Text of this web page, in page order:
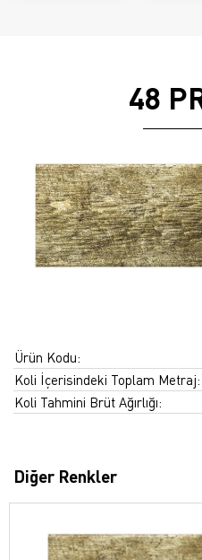
48
Ürün Kodu:
Koli İçerisindeki Toplam Metraj:
Koli Tahmini Brüt Ağırlığı:
Diğer Renkler